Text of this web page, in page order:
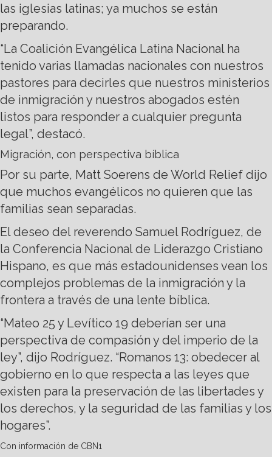
las iglesias latinas; ya muchos se están
preparando.
“La Coalición Evangélica Latina Nacional ha
tenido varias llamadas nacionales con nuestros
pastores para decirles que nuestros ministerios
de inmigración y nuestros abogados estén
listos para responder a cualquier pregunta
legal”, destacó.
Migración, con perspectiva bíblica
Por su parte, Matt Soerens de World Relief dijo
que muchos evangélicos no quieren que las
familias sean separadas.
El deseo del reverendo Samuel Rodríguez, de
la Conferencia Nacional de Liderazgo Cristiano
Hispano, es que más estadounidenses vean los
complejos problemas de la inmigración y la
frontera a través de una lente bíblica.
“Mateo 25 y Levítico 19 deberían ser una
perspectiva de compasión y del imperio de la
ley”, dijo Rodríguez. “Romanos 13: obedecer al
gobierno en lo que respecta a las leyes que
existen para la preservación de las libertades y
los derechos, y la seguridad de las familias y los
hogares”.
Con información de CBN1